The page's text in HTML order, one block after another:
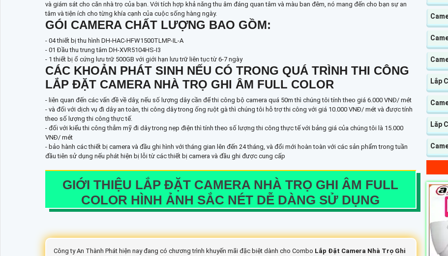
và giám sát cho căn nhà trọ của bạn. Với tích hợp khả năng thu âm đáng quan tâm và màu ban đêm, nó mang đến cho bạn sự an
tâm và tiện ích cho từng khía cạnh của cuộc sống hàng ngày.
GÓI CAMERA CHẤT LƯỢNG BAO GỒM:
- 04 thiết bị thu hình DH-HAC-HFW1500TLMP-IL-A
- 01 Đầu thu trung tâm DH-XVR5104HS-I3
- 1 thiết bị ổ cứng lưu trữ 500GB với giới hạn lưu trữ liên tục từ 6-7 ngày
CÁC KHOẢN PHÁT SINH NẾU CÓ TRONG QUÁ TRÌNH THI CÔNG
LẮP ĐẶT CAMERA NHÀ TRỌ GHI ÂM FULL COLOR
- liên quan đến các vấn đề về dây, nếu số lượng dây cần để thi công bộ camera quá 50m thì chúng tôi tính theo giá 6.000 VNĐ/ mét
- và đối với dịch vụ đi dây an toàn, thi công dây trong ống ruột gà thì chúng tôi hỗ trợ thi công với giá 10.000 VNĐ/ mét và được tính
theo số lượng thi công thực tế.
- đối với kiểu thi công thẫm mỹ đi dây trong nẹp điện thì tính theo số lượng thi công thực tế với bảng giá của chúng tôi là 15.000
VNĐ/ mét
- bảo hành các thiết bị camera và đầu ghi hình với tháng gian lên đến 24 tháng, và đổi mới hoàn toàn với các sản phẩm trong tuần
đầu tiên sử dụng nếu phát hiện bị lỗi từ các thiết bị camera và đầu ghi được cung cấp
GIỚI THIỆU LẮP ĐẶT CAMERA NHÀ TRỌ GHI ÂM FULL
COLOR HÌNH ẢNH SẮC NÉT DỄ DÀNG SỬ DỤNG
Công ty An Thành Phát hiện nay đang có chương trình khuyến mãi đặc biệt dành cho Combo Lắp Đặt Camera Nhà Trọ Ghi
Lắp
Lăp